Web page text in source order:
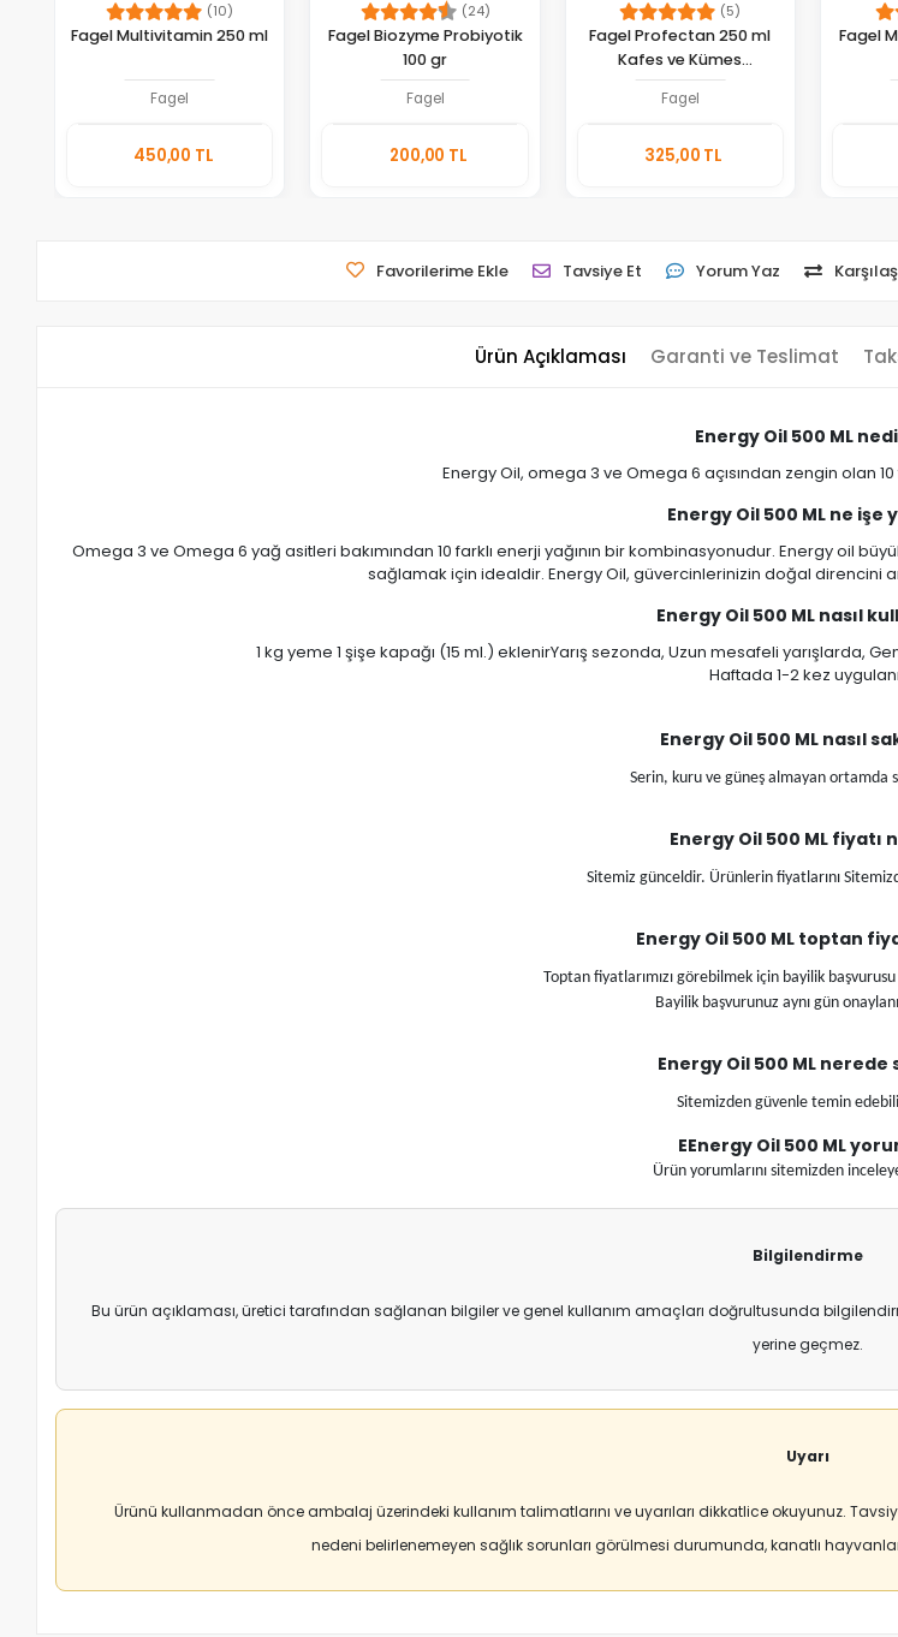
(10)
Fagel Multivitamin 250 ml
Fagel
450,00 TLEkle
(24)
Fagel Biozyme Probiyotik
100 gr
Fagel
200,00 TL
(5)
Fagel Profectan 250 ml
Kafes ve Kümes
Dezenfektanı
Fagel
325,00 TL
Fagel
Favorilerime Ekle Tavsiye Et Yorum Yaz
Ürün Açıklaması Garanti ve Teslimat
Energy Oil 500 ML
Energy Oil, omega 3 ve Omega 6 açısından zengin olan
Energy Oil 500 ML ne işe
Omega 3 ve Omega 6 yağ asitleri bakımından 10 farklı enerji yağının bir kombinasyonudur. Energy oil
sağlamak için idealdir. Energy Oil, güvercinlerinizin doğal direncini
Energy Oil 500 ML nasıl
1 kg yeme 1 şişe kapağı (15 ml.) eklenirYarış sezonda, Uzun mesafeli yarışlarda,
Haftada 1-2 kez
Energy Oil 500 MLnasıl
Serin, kuru ve güneş almayan ortamda
Energy Oil 500 ML fiyatı
Sitemiz günceldir. Ürünlerin fiyatlarını
Energy Oil 500 MLtoptan
Toptan fiyatlarımızı görebilmek için bayilik
Bayilik başvurunuz aynı gün
Energy Oil 500 ML nerede
Sitemizden güvenle temin
EEnergy Oil 500 ML
Ürün yorumlarını sitemizden
Bilgilendirme
Bu ürün açıklaması, üretici tarafından sağlanan bilgiler ve genel kullanım amaçları doğrultusunda
yerine geçmez.
Uyarı
Ürünü kullanmadan önce ambalaj üzerindeki kullanım talimatlarını ve uyarıları dikkatlice okuyunuz.
nedeni belirlenemeyen sağlık sorunları görülmesi durumunda, kanatlı